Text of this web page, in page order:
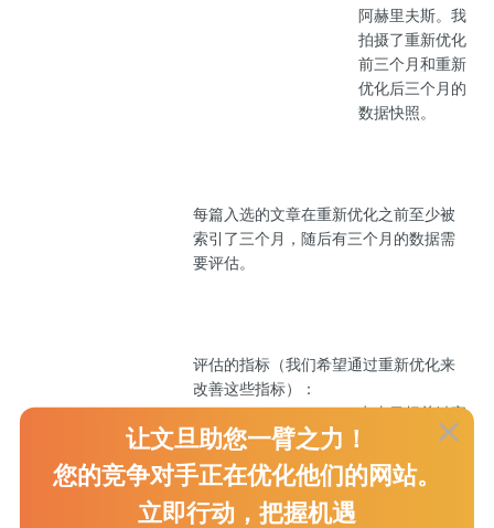
阿赫里夫斯。我
拍摄了重新优化
前三个月和重新
优化后三个月的
数据快照。
每篇入选的文章在重新优化之前至少被
索引了三个月，随后有三个月的数据需
要评估。
评估的指标（我们希望通过重新优化来
改善这些指标）：
点击目标关键字
让文旦助您一臂之力！
您的竞争对手正在优化他们的网站。
立即行动，把握机遇